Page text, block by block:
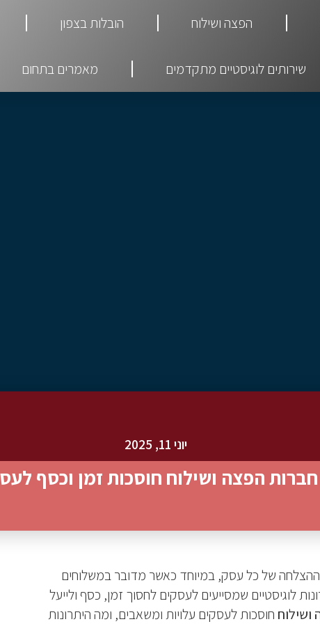
הפצה ושילוח הובלות בצפון
שירותים לוגיסטיים מתקדמים מאמרים בתחום
יוני 11, 2025
הפצה ושילוח חוסכות זמן וכסף
של כל עסק, במיוחד כאשר מדובר במשלוחים
לוגיסטיים שמסייעים לעסקים לחסוך זמן, כסף ולייעל
חוסכות לעסקים עלויות ומשאבים, ומה היתרונות